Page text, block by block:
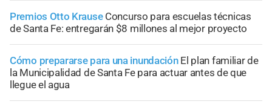
Premios Otto Krause Concurso para escuelas técnicas
de Santa Fe: entregarán $8 millones al mejor proyecto
Cómo prepararse para una inundación El plan familiar de
la Municipalidad de Santa Fe para actuar antes de que
llegue el agua